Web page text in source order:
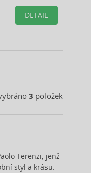
DETAIL
3 položek
Terenzi, jenž
styl a krásu.